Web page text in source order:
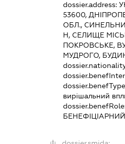
dossier.address:
53600,
ОБЛ.,
Н, СЕЛИЩЕ
ПОКРОВСЬКЕ,
МУДРОГО,
вирішальний